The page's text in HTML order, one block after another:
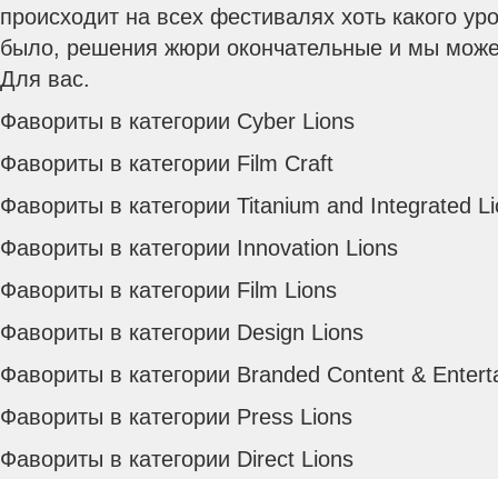
происходит на всех фестивалях хоть какого
было, решения жюри окончательные и мы
Для вас.
Фавориты в категории Cyber Lions
Фавориты в категории Film Craft
Фавориты в категории Titanium and Integrated
Фавориты в категории Innovation Lions
Фавориты в категории Film Lions
Фавориты в категории Design Lions
Фавориты в категории Branded Content &
Фавориты в категории Press Lions
Фавориты в категории Direct Lions